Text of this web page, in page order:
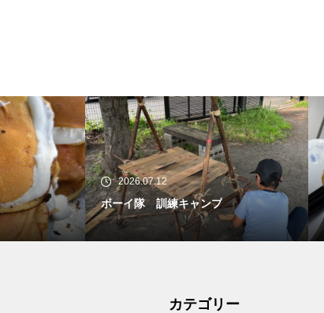
2026.07.12
ボーイ隊 訓練キャンプ
カテゴリー